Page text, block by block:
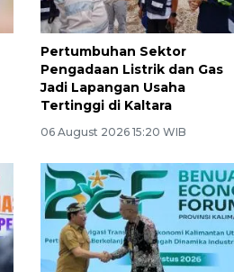
Pertumbuhan Sektor
Pengadaan Listrik dan Gas
Jadi Lapangan Usaha
Tertinggi di Kaltara
06 August 2026 15:20 WIB